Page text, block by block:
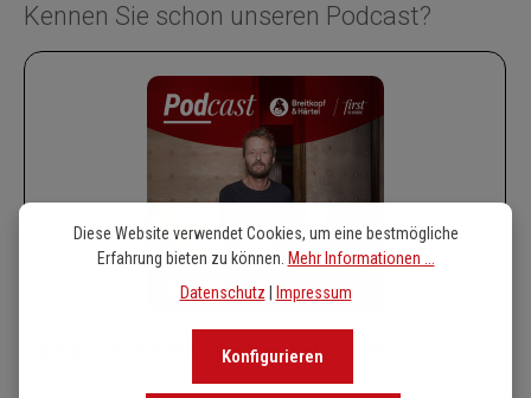
Kennen Sie schon unseren Podcast?
Diese Website verwendet Cookies, um eine bestmögliche
Erfahrung bieten zu können. Mehr Informationen ...
Datenschutz
Impressum
Konfigurieren